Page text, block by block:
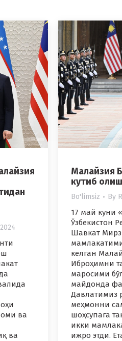
ва
ва
Малайзия
кутиб
Bo'limsiz By
17 май куни
Ўзбекистон
Шавкат
келган
Иброҳимни
маросими
майдонда
Давлатимиз
меҳмонни
шоҳсупага
икки
ижро этди.